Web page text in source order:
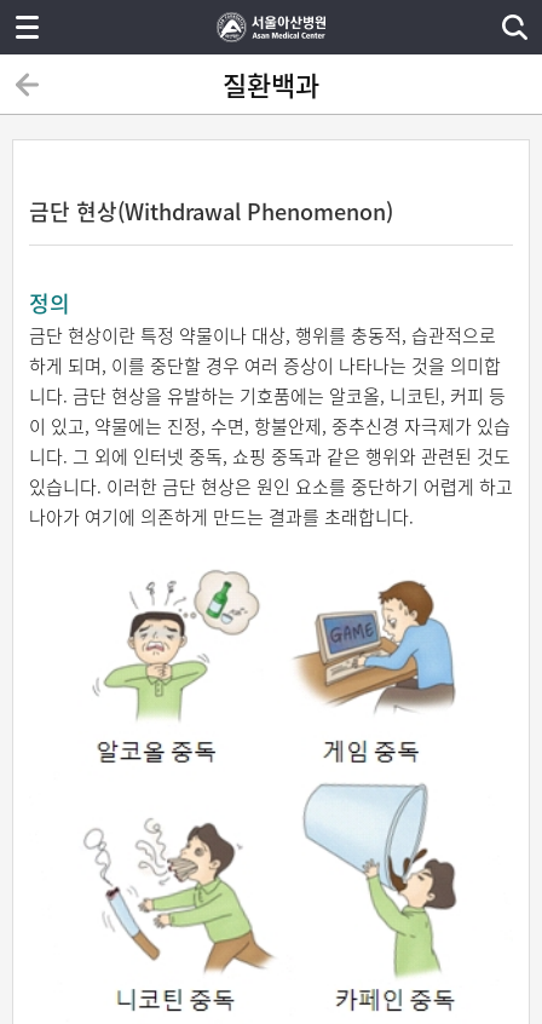
질환백과
금단 현상(Withdrawal Phenomenon)
정의
금단 현상이란 특정 약물이나 대상, 행위를 충동적, 습관적으로
하게 되며, 이를 중단할 경우 여러 증상이 나타나는 것을 의미합
니다. 금단 현상을 유발하는 기호품에는 알코올, 니코틴, 커피 등
이 있고, 약물에는 진정, 수면, 항불안제, 중추신경 자극제가 있습
니다. 그 외에 인터넷 중독, 쇼핑 중독과 같은 행위와 관련된 것도
있습니다. 이러한 금단 현상은 원인 요소를 중단하기 어렵게 하고
나아가 여기에 의존하게 만드는 결과를 초래합니다.